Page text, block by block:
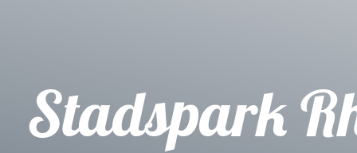
Stadspark